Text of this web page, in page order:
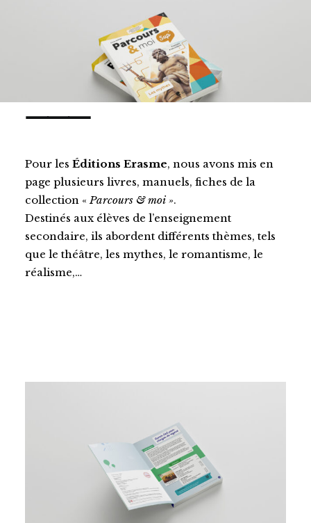
⸻
Pour les Éditions Erasme, nous avons mis en
page plusieurs livres, manuels, fiches de la
collection «Parcours & moi ».
Destinés aux élèves de l’enseignement
secondaire, ils abordent différents thèmes, tels
que le théâtre, les mythes, le romantisme, le
réalisme,…